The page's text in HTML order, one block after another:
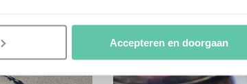
Accepteren en doorgaan